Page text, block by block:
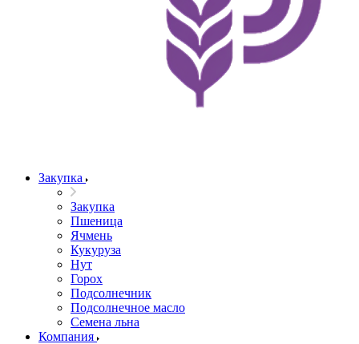
Закупка
Закупка
Пшеница
Ячмень
Кукуруза
Нут
Горох
Подсолнечник
Подсолнечное масло
Семена льна
Компания